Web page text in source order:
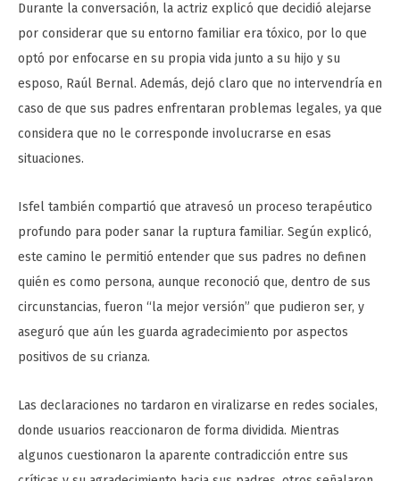
Durante la conversación, la actriz explicó que decidió alejarse
por considerar que su entorno familiar era tóxico, por lo que
optó por enfocarse en su propia vida junto a su hijo y su
esposo, Raúl Bernal. Además, dejó claro que no intervendría en
caso de que sus padres enfrentaran problemas legales, ya que
considera que no le corresponde involucrarse en esas
situaciones.
Isfel también compartió que atravesó un proceso terapéutico
profundo para poder sanar la ruptura familiar. Según explicó,
este camino le permitió entender que sus padres no definen
quién es como persona, aunque reconoció que, dentro de sus
circunstancias, fueron “la mejor versión” que pudieron ser, y
aseguró que aún les guarda agradecimiento por aspectos
positivos de su crianza.
Las declaraciones no tardaron en viralizarse en redes sociales,
donde usuarios reaccionaron de forma dividida. Mientras
algunos cuestionaron la aparente contradicción entre sus